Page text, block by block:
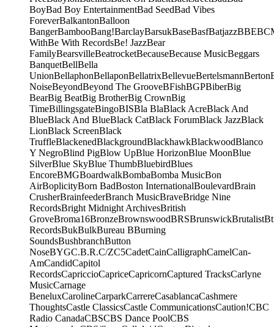
BoyBad Boy EntertainmentBad SeedBad Vibes
ForeverBalkantonBalloon
BangerBambooBang!BarclayBarsukBaseBasfBatjazzBBE
WithBe With RecordsBe! JazzBear
FamilyBearsvilleBeatrocketBecauseBecause MusicBeggars
BanquetBellBella
UnionBellaphonBellaponBellatrixBellevueBertelsmannBerton
NoiseBeyondBeyond The GrooveBFishBGPBiberBig
BearBig BeatBig BrotherBig CrownBig
TimeBillingsgateBingoBISBla BlaBlack AcreBlack And
BlueBlack And BlueBlack CatBlack ForumBlack JazzBlack
LionBlack ScreenBlack
TruffleBlackenedBlackgroundBlackhawkBlackwoodBlanco
Y NegroBlind PigBlow UpBlue HorizonBlue MoonBlue
SilverBlue SkyBlue ThumbBluebirdBlues
EncoreBMGBoardwalkBombaBomba MusicBon
AirBoplicityBorn BadBoston InternationalBoulevardBrain
CrusherBrainfeederBranch MusicBraveBridge Nine
RecordsBright Midnight ArchivesBritish
GroveBroma16BronzeBrownswoodBRSBrunswickBrutalist
RecordsBukBulkBureau BBurning
SoundsBushbranchButton
NoseBYGC.B.R.C/ZC5CadetCainCalligraphCamelCan-
AmCandidCapitol
RecordsCapriccioCapriceCapricornCaptured TracksCarlyne
MusicCarnage
BeneluxCarolineCarparkCarrereCasablancaCashmere
ThoughtsCastle ClassicsCastle CommunicationsCaution!CBC
Radio CanadaCBSCBS Dance PoolCBS